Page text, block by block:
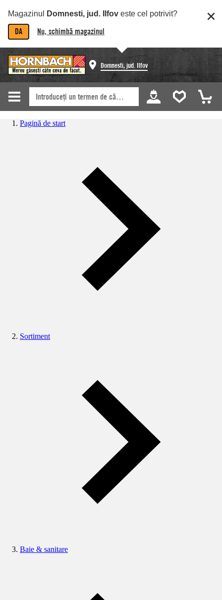
Magazinul Domnesti, jud. Ilfov este cel potrivit?
DA Nu, schimbă magazinul
Domnesti, jud. Ilfov
Pagină de start
Sortiment
Baie & sanitare